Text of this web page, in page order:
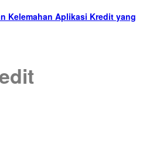
Kelemahan Aplikasi Kredit yang